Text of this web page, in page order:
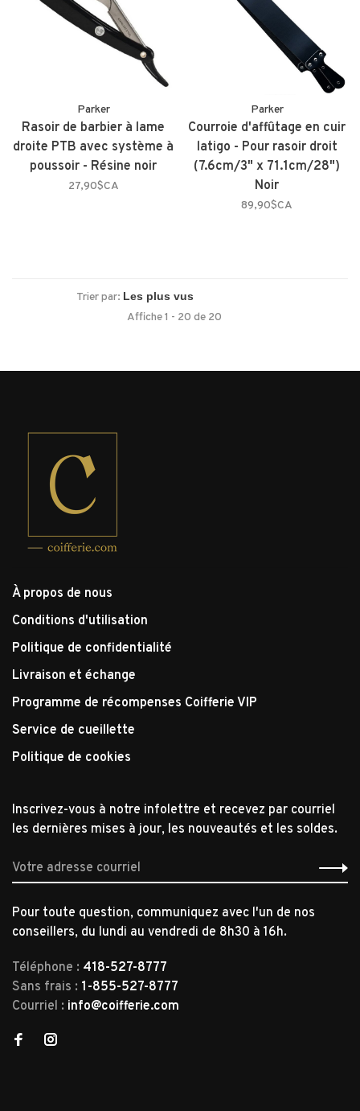
Parker
Rasoir de barbier à lame
droite PTB avec système à
poussoir - Résine noir
27,90$CA
Parker
Courroie d'affûtage en cuir
latigo - Pour rasoir droit
(7.6cm/3" x 71.1cm/28")
Noir
89,90$CA
Trier par:
Affiche 1 - 20 de 20
À propos de nous
Conditions d'utilisation
Politique de confidentialité
Livraison et échange
Programme de récompenses Coifferie VIP
Service de cueillette
Politique de cookies
Inscrivez-vous à notre infolettre et recevez par courriel
les dernières mises à jour, les nouveautés et les soldes.
Pour toute question, communiquez avec l'un de nos
conseillers, du lundi au vendredi de 8h30 à 16h.
Téléphone : 418-527-8777
Sans frais : 1-855-527-8777
Courriel : info@coifferie.com